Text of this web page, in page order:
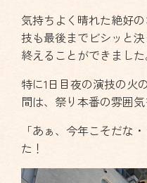
気持ちよく晴れた絶好
技も最後までビシッと
終えることができました
特に1日目夜の演技の火
間は、祭り本番の雰囲気
「あぁ、今年こそだな
た！